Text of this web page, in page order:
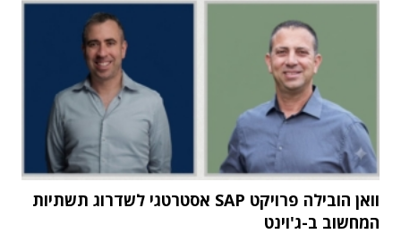
וואן הובילה פרויקט SAP אסטרטגי לשדרוג תשתיות
המחשוב ב-ג'וינט